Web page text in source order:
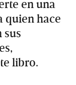
en una
quien hace
sus
libro.